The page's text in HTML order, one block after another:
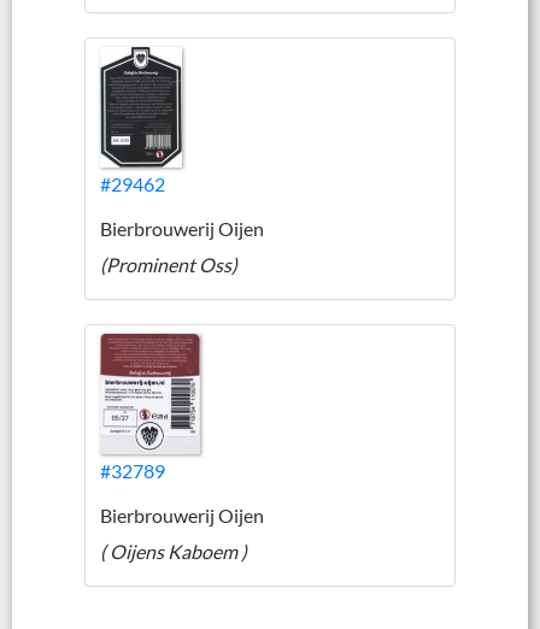
#29462
Bierbrouwerij Oijen
(Prominent Oss)
#32789
Bierbrouwerij Oijen
( Oijens Kaboem )